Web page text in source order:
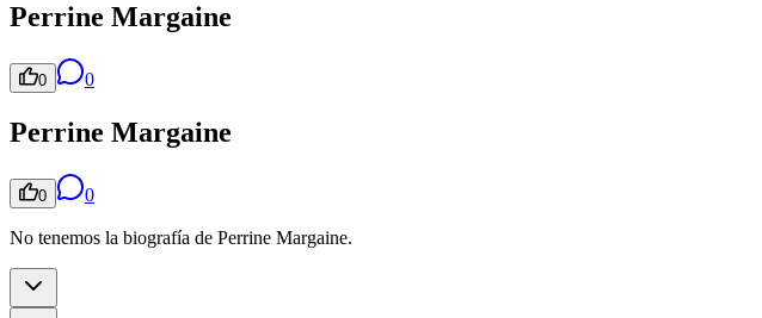
Perrine Margaine
0 0
Perrine Margaine
0 0
No tenemos la biografía de Perrine Margaine.